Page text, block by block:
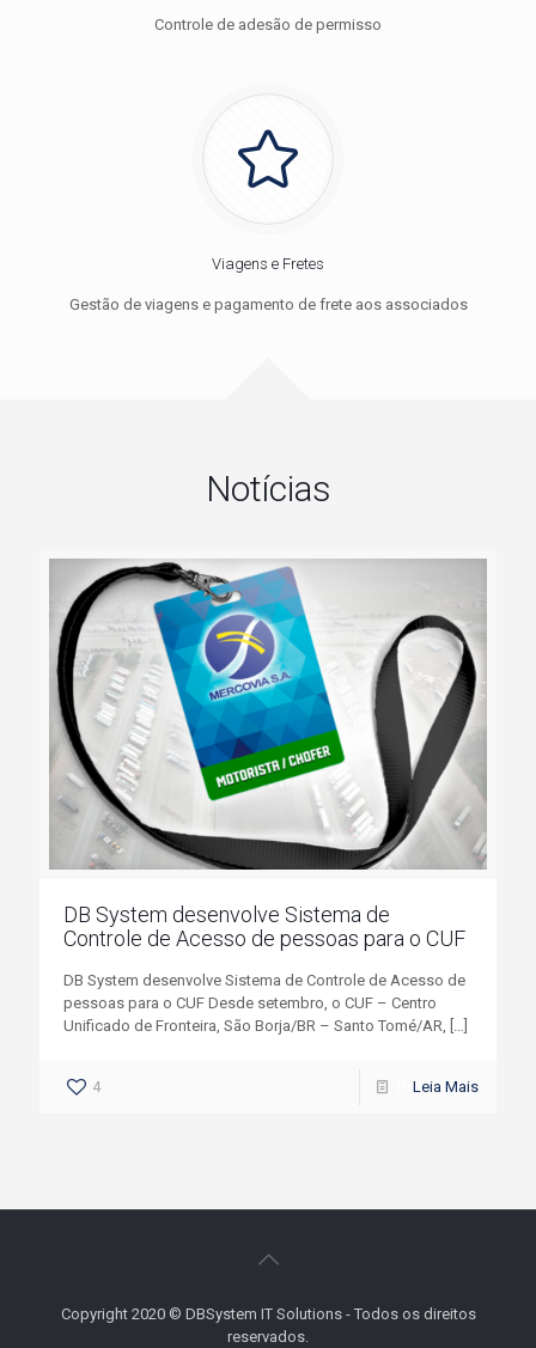
Controle de adesão de permisso
Viagens e Fretes
Gestão de viagens e pagamento de frete aos associados
Notícias
DB System desenvolve Sistema de
Controle de Acesso de pessoas para o CUF
DB System desenvolve Sistema de Controle de Acesso de
pessoas para o CUF Desde setembro, o CUF – Centro
Unificado de Fronteira, São Borja/BR – Santo Tomé/AR, […]
4 Read more
Copyright 2020 © DBSystem IT Solutions - Todos os direitos
reservados.